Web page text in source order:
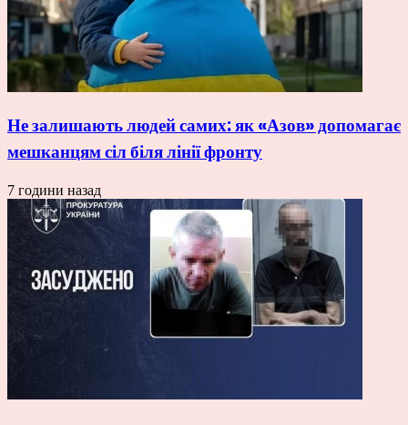
Не залишають людей самих: як «Азов» допомагає
мешканцям сіл біля лінії фронту
7 години назад